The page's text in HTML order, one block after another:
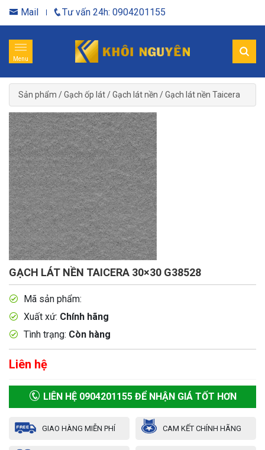
Mail Tư vấn 24h: 0904201155
Menu
Sản phẩm /Gạch ốp lát/Gạch lát nền /Gạch lát nền Taicera
GẠCH LÁT NỀN TAICERA 30×30 G38528
Mã sản phẩm:
Xuất xứ: Chính hãng
Tình trạng: Còn hàng
Liên hệ
LIÊN HỆ 0904201155 ĐỂ NHẬN GIÁ TỐT HƠN
GIAO HÀNG MIỄN PHÍ CAM KẾT CHÍNH HÃNG